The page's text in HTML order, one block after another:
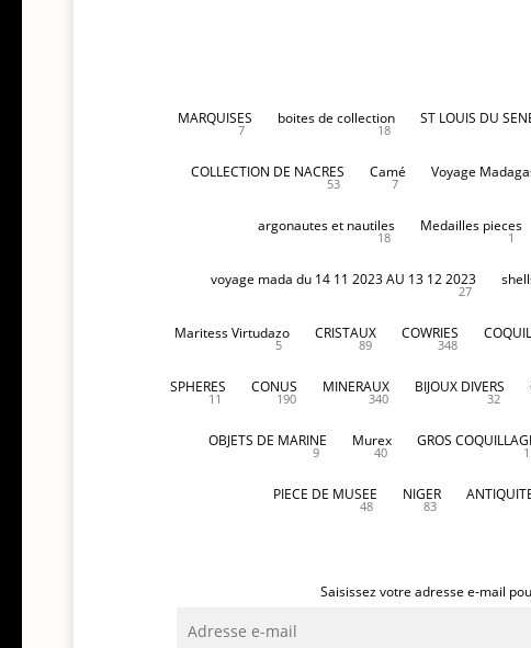
MARQUISES
7
boites de collection
18
ST LOUIS DU
COLLECTION DE NACRES
53
Camé
7
Voyage
argonautes et nautiles
18
Medailles pieces
1
voyage mada du 14 11 2023 AU 13 12 2023
27
Maritess Virtudazo
5
CRISTAUX
89
COWRIES
348
SPHERES
11
CONUS
190
MINERAUX
340
BIJOUX DIVERS
32
OBJETS DE MARINE
9
Murex
40
GROS
PIECE DE MUSEE
48
NIGER
83
Saisissez votre adresse e-mail